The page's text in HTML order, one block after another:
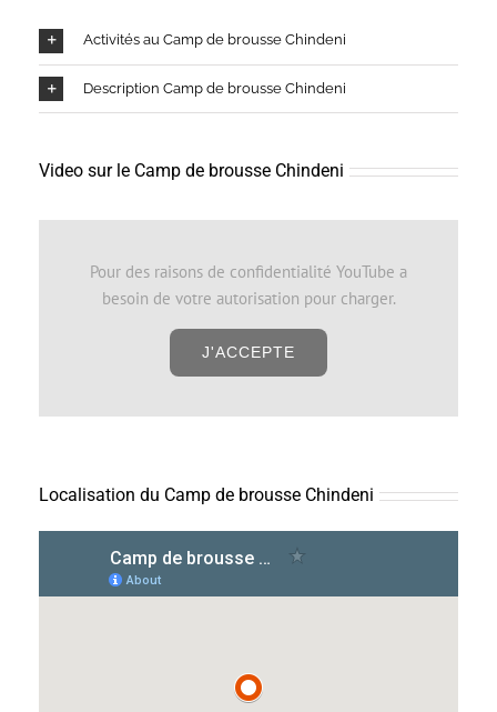
Activités au Camp de brousse Chindeni
Description Camp de brousse Chindeni
Video sur le Camp de brousse Chindeni
Pour des raisons de confidentialité YouTube a
besoin de votre autorisation pour charger.
J'ACCEPTE
Localisation du Camp de brousse Chindeni